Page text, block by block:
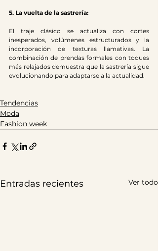
5. La vuelta de la sastrería:
El traje clásico se actualiza con cortes
inesperados, volúmenes estructurados y la
incorporación de texturas llamativas. La
combinación de prendas formales con toques
más relajados demuestra que la sastrería sigue
evolucionando para adaptarse a la actualidad.
Tendencias
Moda
Fashion week
Entradas recientes Ver todo